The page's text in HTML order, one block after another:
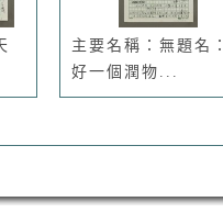
主要名稱：無題名：
好一個潤物...